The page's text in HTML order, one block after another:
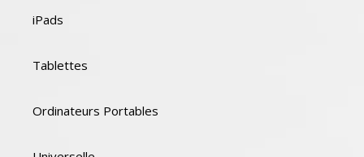
iPads
Tablettes
Ordinateurs Portables